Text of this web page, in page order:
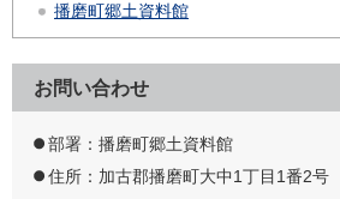
播磨町郷土資料館
お問い合わせ
部署：播磨町郷土資料館
住所：加古郡播磨町大中1丁目1番2号